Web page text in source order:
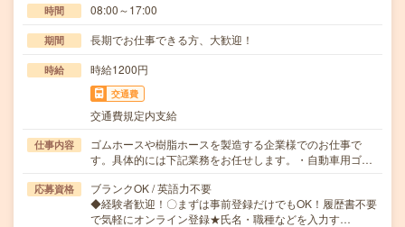
時間 08:00～17:00
期間 長期でお仕事できる方、大歓迎！
時給 時給1200円
交通費
交通費規定内支給
仕事内容
ゴムホースや樹脂ホースを製造する企業様でのお仕事で
す。具体的には下記業務をお任せします。・自動車用ゴ…
応募資格
ブランクOK / 英語力不要
◆経験者歓迎！〇まずは事前登録だけでもOK！履歴書不要
で気軽にオンライン登録★氏名・職種などを入力す…